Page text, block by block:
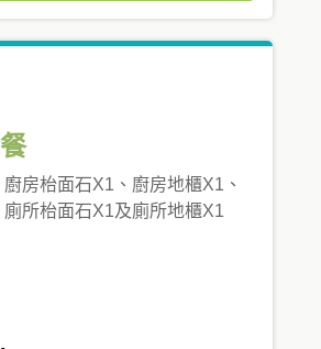
房枱面石X1、廚房地櫃X1、
所枱面石X1及廁所地櫃X1